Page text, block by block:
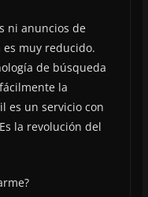
ni anuncios de
muy reducido.
de búsqueda
la
es un servicio con
la revolución del